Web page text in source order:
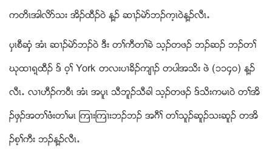
ကတိၚအါလိဏသး အိဥထီဥ၀ဲ န႔ဥ ဆ႕ဥမဲဏဘဥက့ၚ၀ဲန႔ဥလီၚ’
ပွၚစီဆွွံ အံၚ ဆ႕ဥမဲဏဘဥ၀ဲ ဒီး တႈကီတႈခဲ သ့ဥတဖဥ ဘဥဆဥ ဘဥတႈ
ဃုထ႕ရ့ထီဥ ဒ္ ၀့ႈ York တလးပ႕ခိဥက်႕ဥ တပါအသိး ဖဲ (၁၁၄၀) န႔ဥ
လီၚ’ လ႕ဟီဥက၀ီၚ အံၚ အပူၚ သီဘူဥသီခါ သ့ဥတဖဥ ဒ္သိးကမၚ၀ဲ တႈအိ
ဥဖွဥအတႈဖံံးတႈမၚ ၾက႕းၾက႕းဘဥဘဥ အဂီႈ တႈသူဥဆူဥသးဆူဥ တအိ
ဥစ့ႈကီး ဘဥန႔ဥလီၚ’